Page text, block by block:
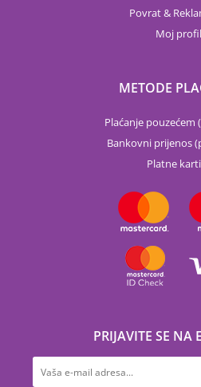
Povrat &
Moj profil
METODE
Plaćanje pouzećem
Bankovni prijenos
Platne
PRIJAVITE SE NA